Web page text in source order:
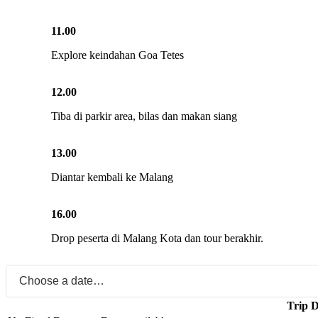
11.00
Explore keindahan Goa Tetes
12.00
Tiba di parkir area, bilas dan makan siang
13.00
Diantar kembali ke Malang
16.00
Drop peserta di Malang Kota dan tour berakhir.
Trip